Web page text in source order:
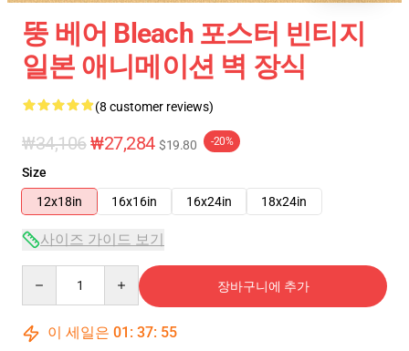
뚱 베어 Bleach 포스터 빈티지
일본 애니메이션 벽 장식
(8 customer reviews)
₩34,106₩27,284 $19.80 -20%
Size
12x18in
16x16in 16x24in 18x24in
사이즈 가이드 보기
장바구니에 추가
이 세일은 01 : 37: 54